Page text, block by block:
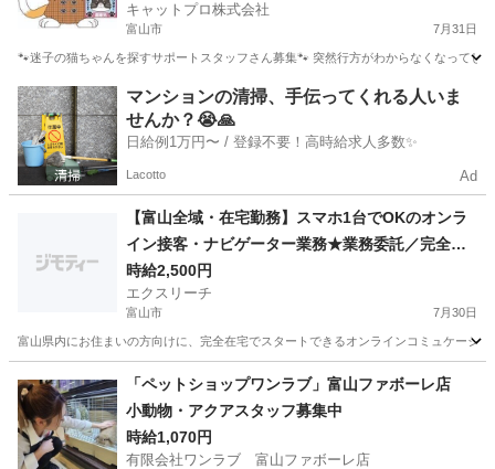
キャットプロ株式会社
富山市 7月31日
🐾迷子の猫ちゃんを探すサポートスタッフさん募集🐾 突然行方がわからなくなって
富山 富山市 その他 スタッフ
マンションの清掃、手伝ってくれる人いま
せんか？😭🙏
日給例1万円〜 / 登録不要！高時給求人多数✨
Lacotto Ad
【富山全域・在宅勤務】スマホ1台でOKのオンラ
イン接客・ナビゲーター業務★業務委託／完全自
由シフト／未経験向けの無料個別レクチャー完備
時給2,500円
エクスリーチ
富山市 7月30日
富山県内にお住まいの方向けに、完全在宅でスタートできるオンラインコミュケーシ
その他 出来高制
「ペットショップワンラブ」富山ファボーレ店
小動物・アクアスタッフ募集中
時給1,070円
有限会社ワンラブ 富山ファボーレ店